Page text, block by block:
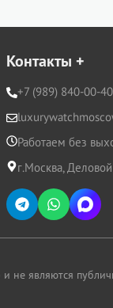
Контакты +
+7 (989) 840-00-40
Работаем без
г.Москва,
не являются